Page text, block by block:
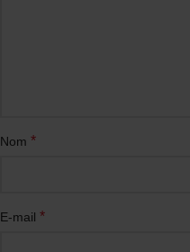
Nom *
E-mail *